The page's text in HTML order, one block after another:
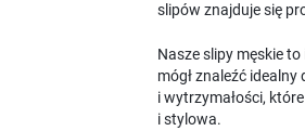
slipów znajduje się
Nasze slipy męskie
mógł znaleźć
i wytrzymałości,
i stylowa.